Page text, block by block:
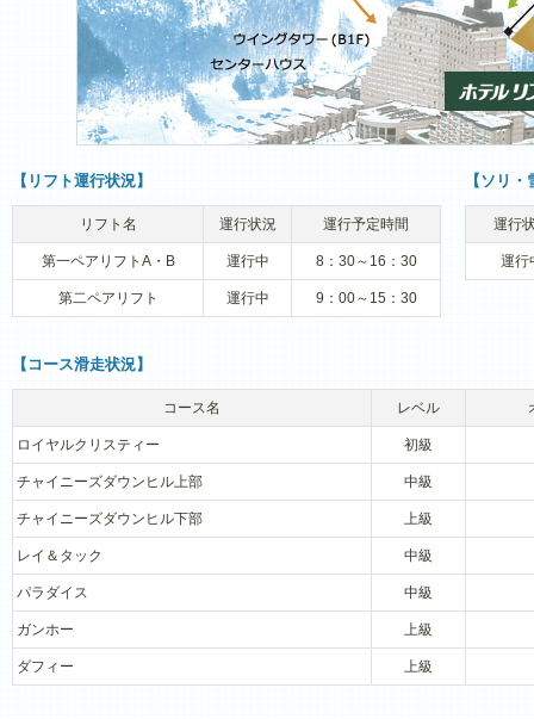
【リフト運行状況】
リフト名 運行状況 運行予定時間
第一ペアリフトA・B 運行中 8：30～16：30
第二ペアリフト 運行中 9：00～15：30
【ソリ
運行
運行
【コース滑走状況】
コース名 レベル
ロイヤルクリスティー 初級
チャイニーズダウンヒル上部 中級
チャイニーズダウンヒル下部 上級
レイ＆タック 中級
パラダイス 中級
ガンホー 上級
ダフィー 上級